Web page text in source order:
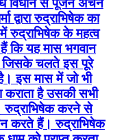
विधान से पूजन अर्चन
द्वारा रुद्राभिषेक का
रुद्राभिषेक के महत्व
कि यह मास भगवान
जिसके चलते इस पूरे
इस मास में जो भी
कराता है उसकी सभी
रुद्राभिषेक करने से
करते हैं। रुद्राभिषेक